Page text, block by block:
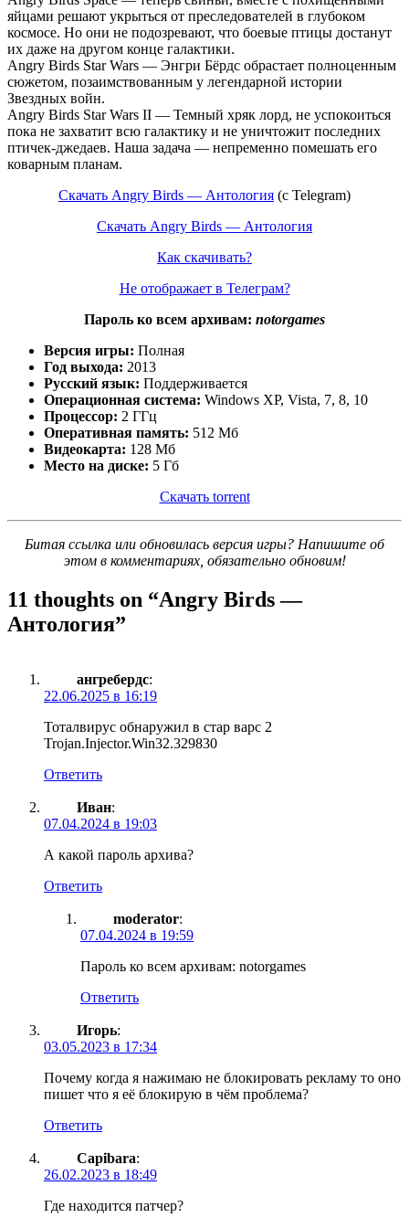
яйцами решают укрыться от преследователей в глубоком
космосе. Но они не подозревают, что боевые птицы достанут
их даже на другом конце галактики.
Angry Birds Star Wars — Энгри Бёрдс обрастает полноценным
сюжетом, позаимствованным у легендарной истории
Звездных войн.
Angry Birds Star Wars II — Темный хряк лорд, не успокоиться
пока не захватит всю галактику и не уничтожит последних
птичек-джедаев. Наша задача — непременно помешать его
коварным планам.
Скачать Angry Birds — Антология (с Telegram)
Скачать Angry Birds — Антология
Как скачивать?
Не отображает в Телеграм?
Пароль ко всем архивам: notorgames
Версия игры: Полная
Год выхода: 2013
Русский язык: Поддерживается
Операционная система: Windows XP, Vista, 7, 8, 10
Процессор: 2 ГГц
Оперативная память: 512 Мб
Видеокарта: 128 Мб
Место на диске: 5 Гб
Скачать torrent
Битая ссылка или обновилась версия игры? Напишите об
этом в комментариях, обязательно обновим!
11 thoughts on “Angry Birds —
Антология”
ангребердс:
22.06.2025 в 16:19
Тоталвирус обнаружил в стар варс 2
Trojan.Injector.Win32.329830
Ответить
Иван:
07.04.2024 в 19:03
А какой пароль архива?
Ответить
moderator:
07.04.2024 в 19:59
Пароль ко всем архивам: notorgames
Ответить
Игорь:
03.05.2023 в 17:34
Почему когда я нажимаю не блокировать рекламу то оно
пишет что я её блокирую в чём проблема?
Ответить
Capibara:
26.02.2023 в 18:49
Где находится патчер?